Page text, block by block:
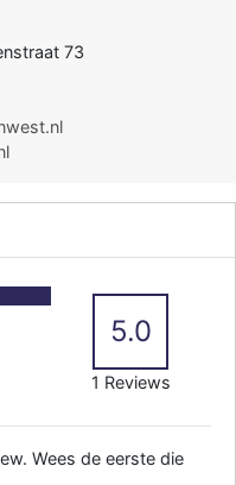
73
5.0
1 Reviews
Wees de eerste die